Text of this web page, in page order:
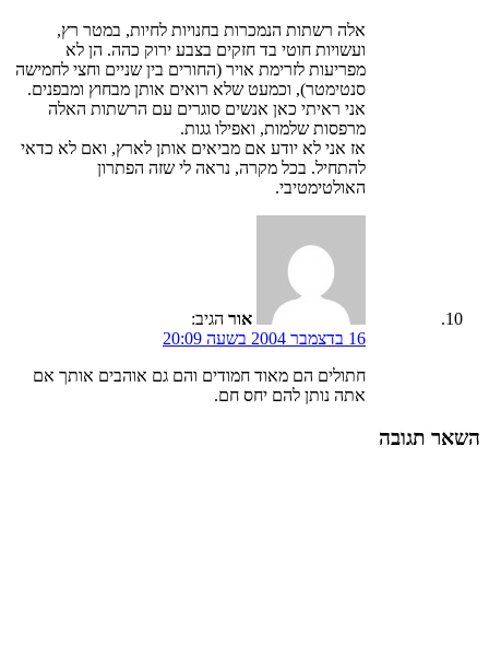
אלה רשתות הנמכרות בחנויות לחיות, במטר רץ,
ועשויות חוטי בד חזקים בצבע ירוק כהה. הן לא
מפריעות לזרימת אויר (החורים בין שניים וחצי לחמישה
סנטימטר), וכמעט שלא רואים אותן מבחוץ ומבפנים.
אני ראיתי כאן אנשים סוגרים עם הרשתות האלה
מרפסות שלמות, ואפילו גגות.
אז אני לא יודע אם מביאים אותן לארץ, ואם לא כדאי
להתחיל. בכל מקרה, נראה לי שזה הפתרון
האולטימטיבי.
אור הגיב:
16 בדצמבר 2004 בשעה 20:09
חתולים הם מאוד חמודים והם גם אוהבים אותך אם
אתה נותן להם יחס חם.
השאר תגובה